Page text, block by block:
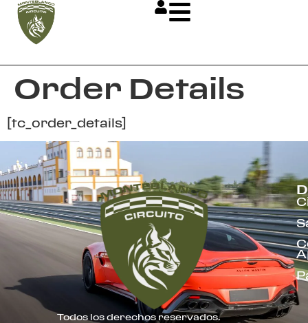
Order Details
[tc_order_details]
Todos los derechos reservados.